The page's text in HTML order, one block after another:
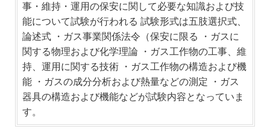
事・維持・運用の保安に関して必要な知識および技
能について試験が行われる 試験形式は五肢選択式、
論述式 ・ガス事業関係法令（保安に限る ・ガスに
関する物理および化学理論 ・ガス工作物の工事、維
持、運用に関する技術 ・ガス工作物の構造および機
能 ・ガスの成分分析および熱量などの測定 ・ガス
器具の構造および機能などが試験内容となっていま
す。